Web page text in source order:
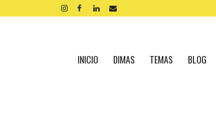
INICIO DIMAS TEMAS BLOG